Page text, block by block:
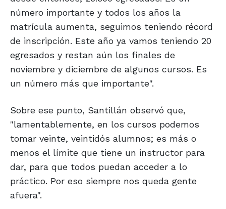
número importante y todos los años la
matrícula aumenta, seguimos teniendo récord
de inscripción. Este año ya vamos teniendo 20
egresados y restan aún los finales de
noviembre y diciembre de algunos cursos. Es
un número más que importante".
Sobre ese punto, Santillán observó que,
"lamentablemente, en los cursos podemos
tomar veinte, veintidós alumnos; es más o
menos el límite que tiene un instructor para
dar, para que todos puedan acceder a lo
práctico. Por eso siempre nos queda gente
afuera".